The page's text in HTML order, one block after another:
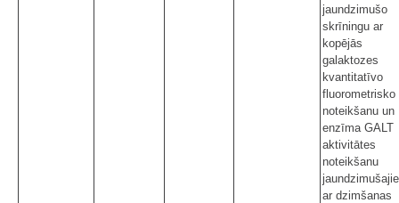
jaundzimušo
skrīningu ar
kopējās
galaktozes
kvantitatīvo
fluorometrisko
noteikšanu un
enzīma GALT
aktivitātes
noteikšanu
ar dzimšanas